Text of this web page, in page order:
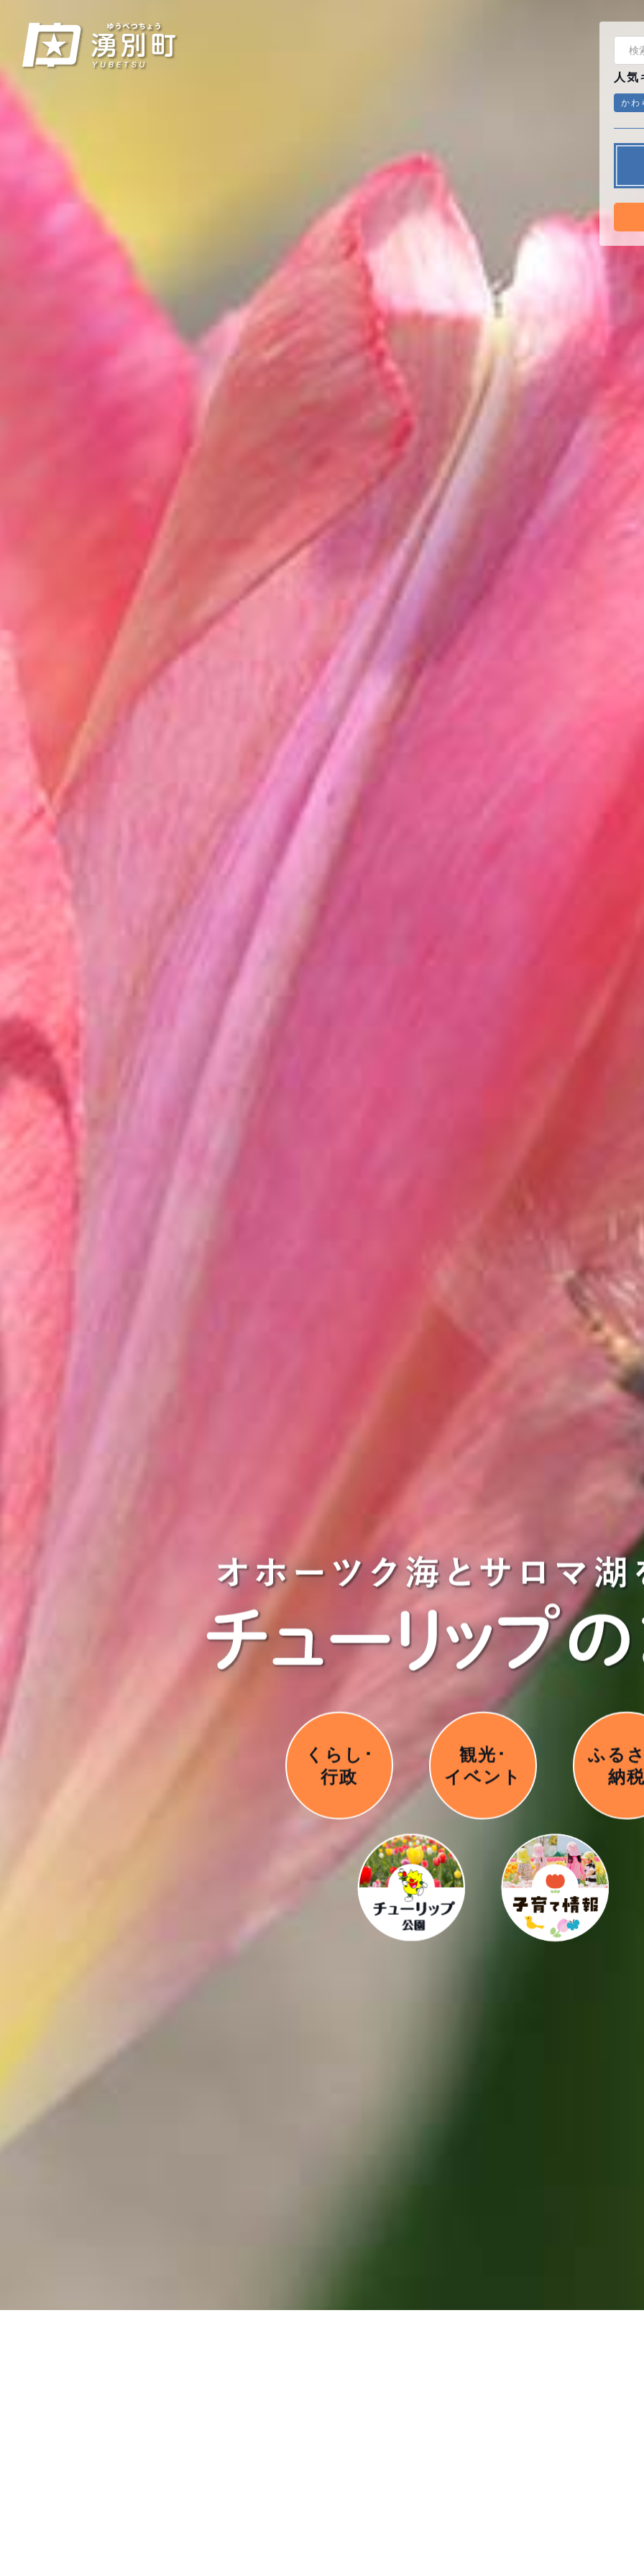
人気
かわ
くらし･
行政
観光･
イベント
ふる
納